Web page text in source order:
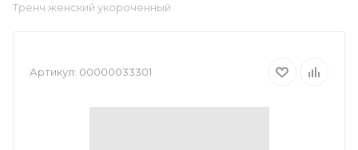
Тренч женский укороченный
Артикул: 00000033301